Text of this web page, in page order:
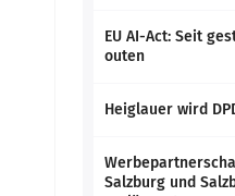
EU AI-Act: Seit
outen
Heiglauer wird
Salzburg und